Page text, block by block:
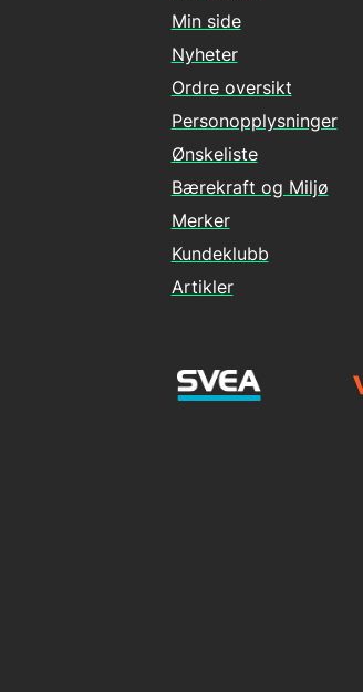
Min side
Nyheter
Ordre oversikt
Personopplysninger
Ønskeliste
Bærekraft og Miljø
Merker
Kundeklubb
Artikler